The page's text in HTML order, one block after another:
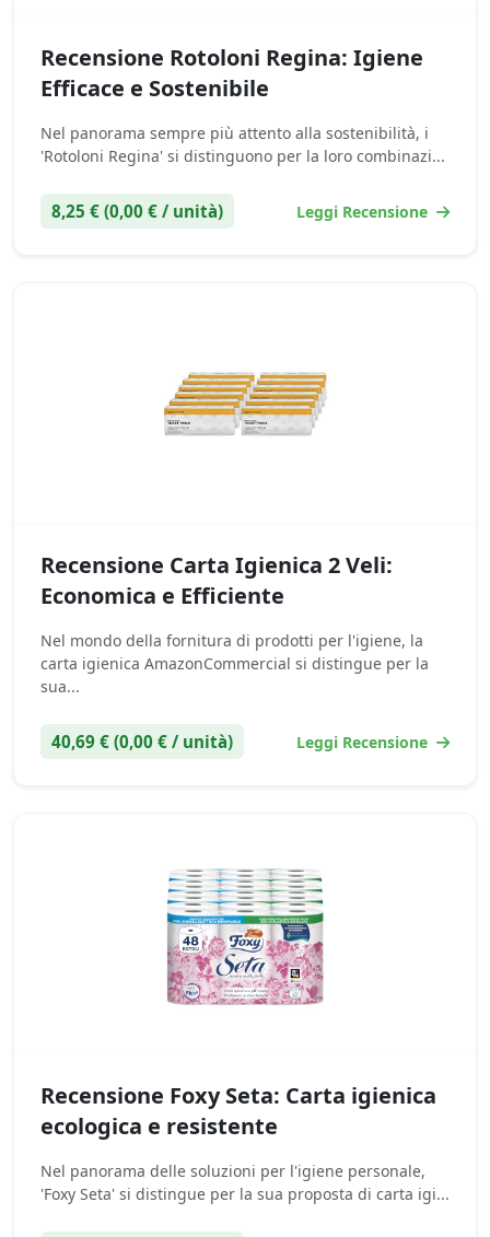
Recensione Rotoloni Regina: Igiene
Efficace e Sostenibile
Nel panorama sempre più attento alla sostenibilità, i
'Rotoloni Regina' si distinguono per la loro combinazi...
8,25 € (0,00 € / unità) Leggi Recensione
Recensione Carta Igienica 2 Veli:
Economica e Efficiente
Nel mondo della fornitura di prodotti per l'igiene, la
carta igienica AmazonCommercial si distingue per la
sua...
40,69 € (0,00 € / unità) Leggi Recensione
Recensione Foxy Seta: Carta igienica
ecologica e resistente
Nel panorama delle soluzioni per l'igiene personale,
'Foxy Seta' si distingue per la sua proposta di carta igi...